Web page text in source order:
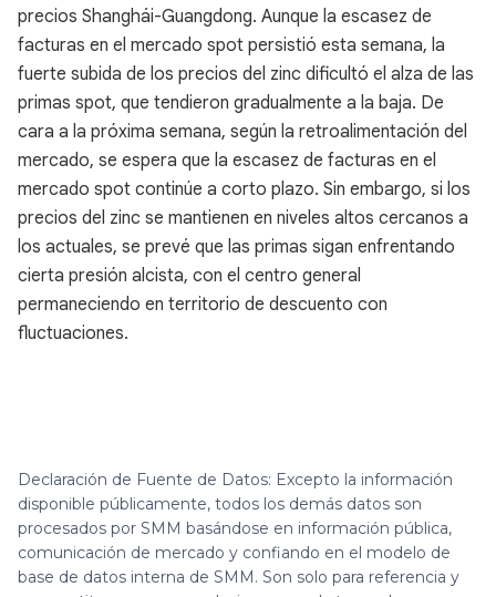
precios Shanghái-Guangdong. Aunque la escasez de
facturas en el mercado spot persistió esta semana, la
fuerte subida de los precios del zinc dificultó el alza de las
primas spot, que tendieron gradualmente a la baja. De
cara a la próxima semana, según la retroalimentación del
mercado, se espera que la escasez de facturas en el
mercado spot continúe a corto plazo. Sin embargo, si los
precios del zinc se mantienen en niveles altos cercanos a
los actuales, se prevé que las primas sigan enfrentando
cierta presión alcista, con el centro general
permaneciendo en territorio de descuento con
fluctuaciones.
Declaración de Fuente de Datos: Excepto la información
disponible públicamente, todos los demás datos son
procesados por SMM basándose en información pública,
comunicación de mercado y confiando en el modelo de
base de datos interna de SMM. Son solo para referencia y